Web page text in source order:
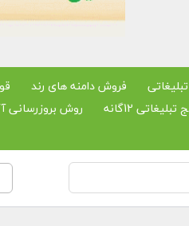
فروش دامنه های رند
12گانه روش بروزرسانی